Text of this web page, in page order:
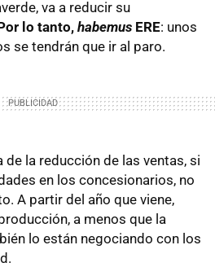
va a reducir su
lo tanto,habemus ERE: unos
se tendrán que ir al paro.
de la reducción de las ventas, si
en los concesionarios, no
A partir del año que viene,
a menos que la
lo están negociando con los